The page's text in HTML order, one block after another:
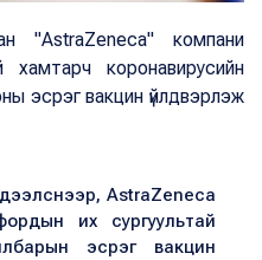
"AstraZeneca" компани
коронавирусийн
эсрэг вакцин үйлдвэрлэж
AstraZeneca
их сургуультай
эсрэг вакцин